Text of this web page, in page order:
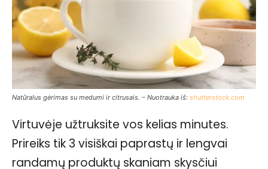
Natūralus gėrimas su medumi ir citrusais. – Nuotrauka iš: shutterstock.com
Virtuvėje užtruksite vos kelias minutes.
Prireiks tik 3 visiškai paprastų ir lengvai
randamų produktų skaniam skysčiui